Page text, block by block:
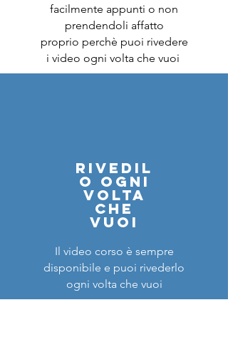
facilmente appunti o non
prendendoli affatto
proprio perchè puoi rivedere
i video ogni volta che vuoi
rivedil
o ogni
volta
che
vuoi
Il video corso è sempre
disponibile e puoi rivederlo
ogni volta che vuoi